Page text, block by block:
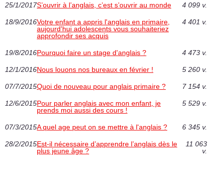
25/1/2017S’ouvrir à l’anglais, c’est s’ouvrir au monde 4 099 v.
18/9/2016Votre enfant a appris l'anglais en primaire,
aujourd'hui adolescents vous souhaiteriez
approfondir ses acquis
4 401 v.
19/8/2016Pourquoi faire un stage d'anglais ? 4 473 v.
12/1/2016Nous louons nos bureaux en février ! 5 260 v.
07/7/2015Quoi de nouveau pour anglais primaire ? 7 154 v.
12/6/2015Pour parler anglais avec mon enfant, je
prends moi aussi des cours !
5 529 v.
07/3/2015A quel age peut on se mettre à l'anglais ? 6 345 v.
28/2/2015Est-il nécessaire d’apprendre l’anglais dès le
plus jeune âge ?
11 063
v.